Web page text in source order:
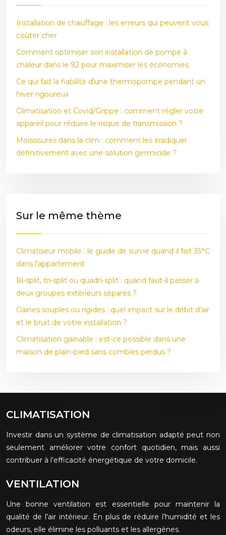
Installation de chauffage : les erreurs qui peuvent vous
coûter cher
Comment optimiser son installation de pompe à
chaleur dans le 92 pour maximiser les économies
Ce qui fait la fiabilité d’une thermopompe pendant un
hiver rigoureux
Climatisation et Covid/Grippe : comment régler votre
appareil pour réduire le risque de transmission ?
Moisissures dans la clim : comment les éradiquer
définitivement avec une solution germicide ?
Sur le même thème
Climatiseur mobile : le guide de survie quand il fait 35°C
dans l’appartement
Bi-split, tri-split ou quadri-split : quand faut-il passer à
deux groupes extérieurs séparés ?
Gaines souples ou rigides : quel impact sur le débit d’air
et le bruit de votre installation ?
Climatisation gainable : est-ce possible dans une
maison de plain-pied sans combles perdus ?
CLIMATISATION
Investir dans un système de climatisation adapté peut non
seulement améliorer votre confort quotidien, mais aussi
contribuer à l’efficacité énergétique de votre domicile.
VENTILATION
Une bonne ventilation est essentielle pour maintenir la
qualité de l’air intérieur. En plus de réduire l’humidité et les
odeurs, elle élimine les polluants et les allergènes.